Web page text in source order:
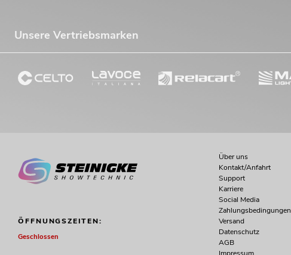
Unsere Vertriebsmarken
ÖFFNUNGSZEITEN:
Geschlossen
Über uns
Kontakt/Anfahrt
Support
Karriere
Social Media
Zahlungsbedingungen
Versand
Datenschutz
AGB
Impressum